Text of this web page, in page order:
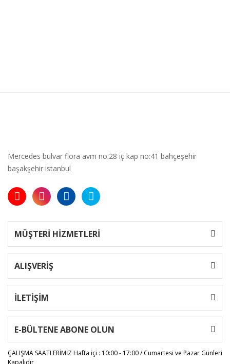
Mercedes bulvar flora avm no:28 iç kap no:41 bahçeşehir
başakşehir istanbul
MÜŞTERİ HİZMETLERİ
ALIŞVERİŞ
İLETİŞİM
E-BÜLTENE ABONE OLUN
ÇALIŞMA SAATLERİMİZHafta içi : 10:00 - 17:00 / Cumartesi ve Pazar Günleri
Kapalıdır